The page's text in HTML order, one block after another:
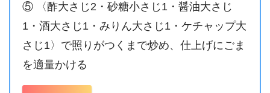
⑤ 〈酢大さじ2・砂糖小さじ1・醤油大さじ
1・酒大さじ1・みりん大さじ1・ケチャップ大
さじ1〉で照りがつくまで炒め、仕上げにごま
を適量かける